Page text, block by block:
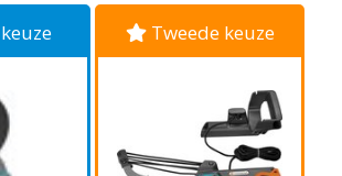
Tweede keuze